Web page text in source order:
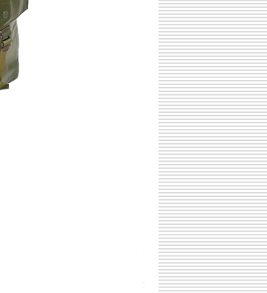
チェコスロバキア軍 連邦共
価格
￥398
消費税込み